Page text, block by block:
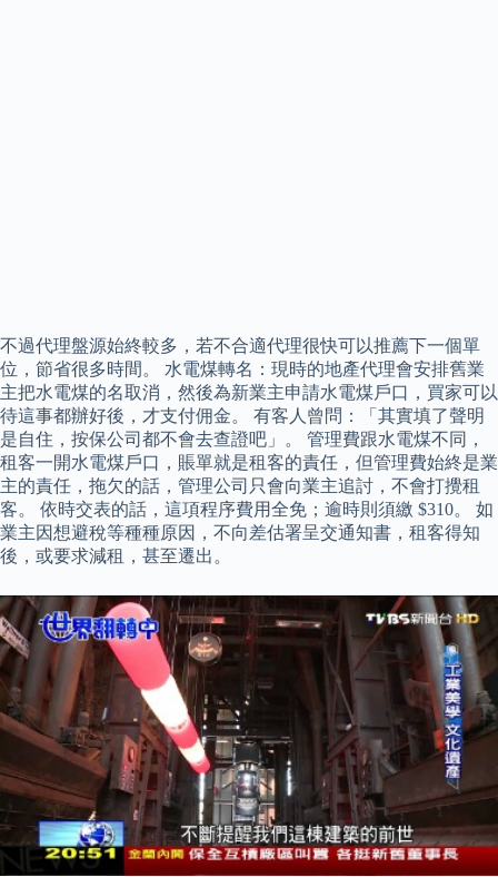
不過代理盤源始終較多，若不合適代理很快可以推薦下一個單
位，節省很多時間。 水電煤轉名：現時的地產代理會安排舊業
主把水電煤的名取消，然後為新業主申請水電煤戶口，買家可以
待這事都辦好後，才支付佣金。 有客人曾問：「其實填了聲明
是自住，按保公司都不會去查證吧」。 管理費跟水電煤不同，
租客一開水電煤戶口，賬單就是租客的責任，但管理費始終是業
主的責任，拖欠的話，管理公司只會向業主追討，不會打攪租
客。 依時交表的話，這項程序費用全免；逾時則須繳 $310。 如
業主因想避稅等種種原因，不向差估署呈交通知書，租客得知
後，或要求減租，甚至遷出。